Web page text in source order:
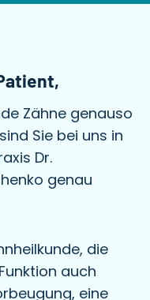
Zähne genauso
Sie bei uns in
Dr.
genau
die
auch
eine